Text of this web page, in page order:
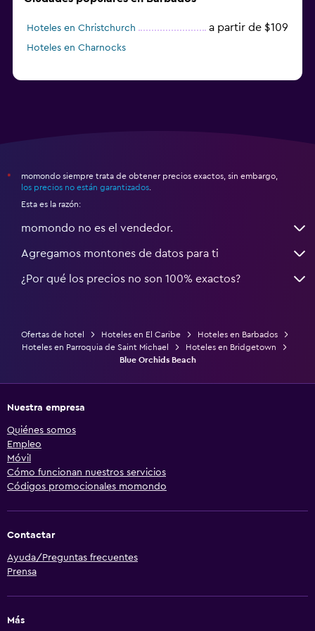
Zona de trabajo
Fax/fotocopiadora
Gimnasio
Gimnasio
Hoteles en Christchurch a partir de $109
Hoteles en Charnocks
*
momondo siempre trata de obtener precios exactos, sin embargo,
los precios no están garantizados
Esta es la razón:
momondo no es el vendedor.
Agregamos montones de datos para ti
¿Por qué los precios no son 100% exactos?
Ofertas de hotel Hoteles en El Caribe
Hoteles en Barbados
Hoteles en Parroquia de Saint Michael
Hoteles en Bridgetown
Blue Orchids Beach
Nuestra empresa
Quiénes somos
Empleo
Móvil
Cómo funcionan nuestros servicios
Códigos promocionales momondo
Contactar
Ayuda/Preguntas frecuentes
Prensa
Más